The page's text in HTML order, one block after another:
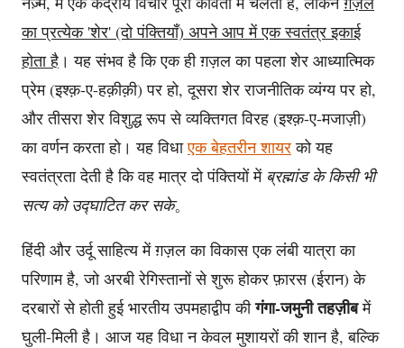
का प्रत्येक 'शेर' (दो पंक्तियाँ) अपने आप में एक स्वतंत्र इकाई
होता है । यह संभव है कि एक ही ग़ज़ल का पहला शेर आध्यात्मिक
प्रेम (इश्क़-ए-हक़ीक़ी) पर हो, दूसरा शेर राजनीतिक व्यंग्य पर हो,
और तीसरा शेर विशुद्ध रूप से व्यक्तिगत विरह (इश्क़-ए-मजाज़ी)
का वर्णन करता हो। यह विधाएक बेहतरीन शायरको यह
स्वतंत्रता देती है कि वह मात्र दो पंक्तियों में ब्रह्मांड के किसी भी
सत्य को उद्घाटित कर सके。
हिंदी और उर्दू साहित्य में ग़ज़ल का विकास एक लंबी यात्रा का
परिणाम है, जो अरबी रेगिस्तानों से शुरू होकर फ़ारस (ईरान) के
दरबारों से होती हुई भारतीय उपमहाद्वीप कीगंगा-जमुनी तहज़ीबमें
घुली-मिली है। आज यह विधा न केवल मुशायरों की शान है, बल्कि